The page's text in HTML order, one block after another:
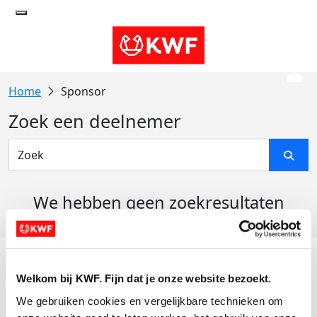
Welkom bij KWF. Fijn dat je onze website bezoekt.
We gebruiken cookies en vergelijkbare technieken om
Sponsor
Zoek een deelnemer
We hebben geen zoekresultaten
Actiematerialen
Evenementen